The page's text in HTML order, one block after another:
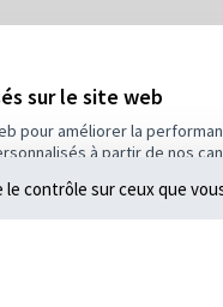
sur le site web
pour améliorer la
à partir de nos
contrôle sur ceux que